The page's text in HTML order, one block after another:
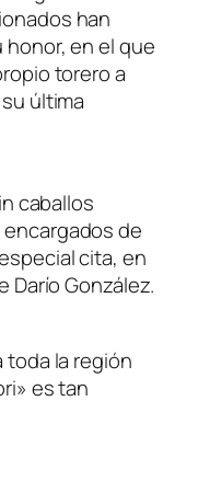
han
en el que
torero a
última
caballos
de
cita, en
Darío González.
toda la región
es tan